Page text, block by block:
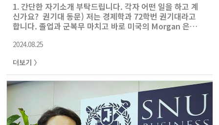
1. 간단한 자기소개 부탁드립니다. 각자 어떤 일을 하고 계
신가요? 권기대 동문) 저는 경제학과 72학번 권기대라고
합니다. 졸업과 군복무 마치고 바로 미국의 Morgan 은행
서도 잠시 근무했으나 약 8년 후 한국 회사로 옮겨 주로 국
콩, 유럽 등지로 옮겨 다니면서 다양한 산업을 경험했고, 좀
이른 나이에 홍콩에서 회사를 차리고 사업을 시작했지요.
그러다가 한국으로 돌아와서 지금은 배가북스라는 출판사
를 18년째 운영하고 있습니다. 한용빈 동문) 저는 경영학과
84학번 한용빈입니다. 88년에 졸업할 때 바로 현대그룹에
입사하고 현대그룹에서 현대자동차로 입사를 해서 계속 같
2024.08.25
더보기 〉